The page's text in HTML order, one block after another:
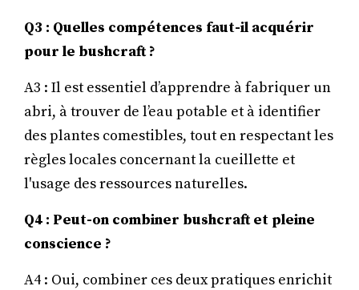
Q3 : Quelles compétences faut-il acquérir
pour le bushcraft ?
A3 : Il est essentiel d’apprendre à fabriquer un
abri, à trouver de l’eau potable et à identifier
des plantes comestibles, tout en respectant les
règles locales concernant la cueillette et
l'usage des ressources naturelles.
Q4 : Peut-on combiner bushcraft et pleine
conscience ?
A4 : Oui, combiner ces deux pratiques enrichit